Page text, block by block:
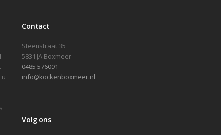
u
Contact
Steenstraat 35
5831 JA Boxmeer
0485-576091
info@kockenboxmeer.nl
Volg ons